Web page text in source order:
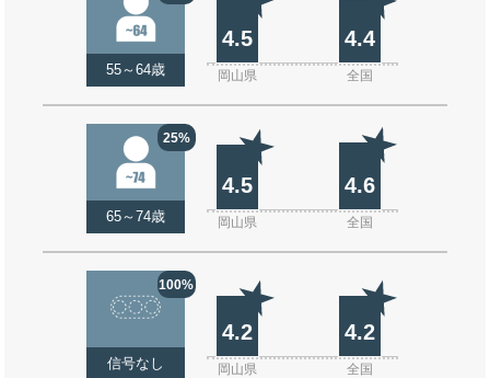
55～64歳
4.5 4.4
岡山県 全国
25%
65～74歳
4.5 4.6
岡山県 全国
100%
信号なし
4.2 4.2
岡山県 全国